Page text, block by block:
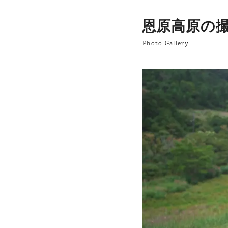
恩原高原の
Photo Gallery